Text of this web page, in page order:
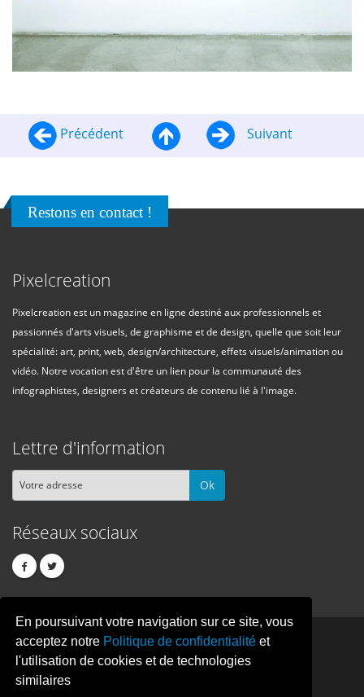
En poursuivant votre navigation sur ce site, vous
acceptez notre Politique de confidentialité et
l'utilisation de cookies et de technologies
similaires
Précédent Suivant
Restons en contact !
Pixelcreation
Pixelcreation est un magazine en ligne destiné aux professionnels et
passionnés d'arts visuels, de graphisme et de design, quelle que soit leur
spécialité: art, print, web, design/architecture, effets visuels/animation ou
vidéo. Notre vocation est d'être un lien pour la communauté des
infographistes, designers et créateurs de contenu lié à l'image.
Lettre d'information
Ok
Réseaux sociaux
PIXELCREATION